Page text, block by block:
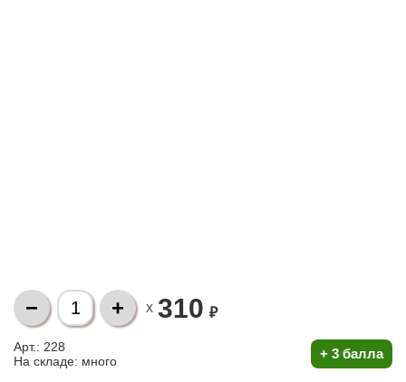
X 310 ₽
Арт.: 228
На складе: много + 3 балла